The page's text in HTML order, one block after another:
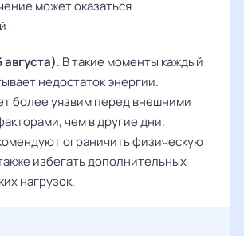
может оказаться
. В такие моменты каждый
недостаток энергии.
более уязвим перед внешними
чем в другие дни.
ограничить физическую
избегать дополнительных
нагрузок.